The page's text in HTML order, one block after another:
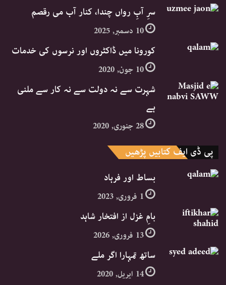
سرِ آبِ رواں چندا، کنار آب می رقصم
10 دسمبر, 2025
کورونا میں ڈاکٹروں اور نرسوں کی خدمات
10 جون, 2020
شہرت سے نہ دولت سے نہ کار سے ملنی
ہے
28 جنوری, 2020
پی ڈی ایف کتابیں پڑھیں
بساط اور فرہاد
1 فروری, 2023
بامِ غزل از افتخار شاہد
13 فروری, 2026
ساتھ تمہارا اگر ملے
14 اپریل, 2020